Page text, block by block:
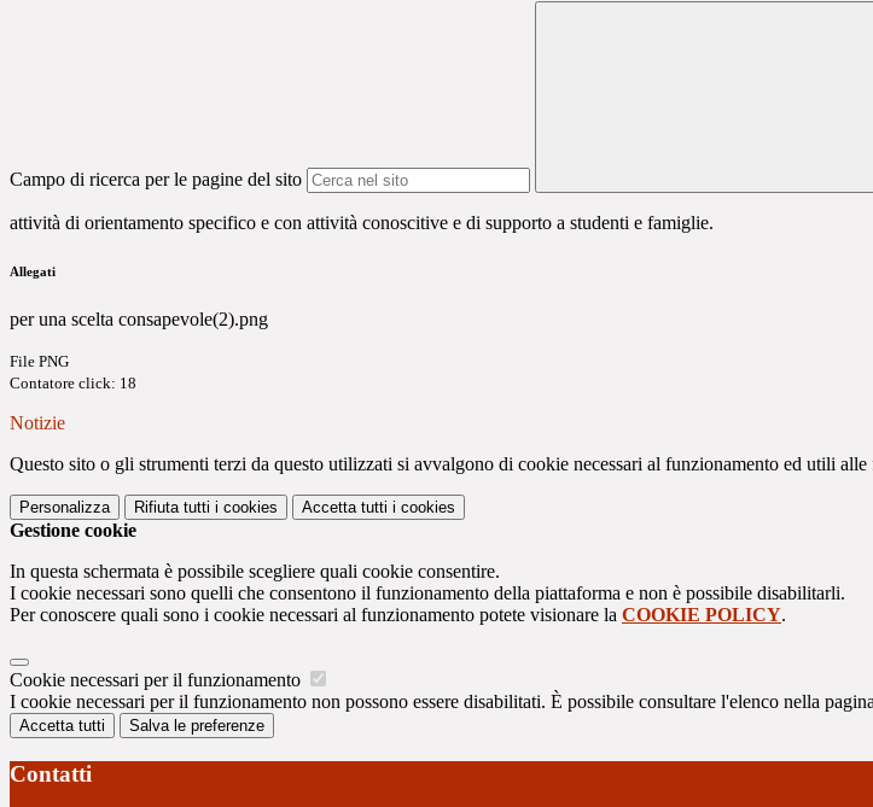
Campo di ricerca per le pagine del sito
attività di orientamento specifico e con attività conoscitive e di supporto a studenti e famiglie.
Allegati
per una scelta consapevole(2).png
File PNG
Contatore click: 18
Notizie
Questo sito o gli strumenti terzi da questo utilizzati si avvalgono di cookie necessari al funzionamento ed utili
Personalizza Rifiuta tutti i cookies Accetta tutti i cookies
Gestione cookie
In questa schermata è possibile scegliere quali cookie consentire.
I cookie necessari sono quelli che consentono il funzionamento della piattaforma e non è possibile disabilitarli.
Per conoscere quali sono i cookie necessari al funzionamento potete visionare la COOKIE POLICY.
Cookie necessari per il funzionamento
I cookie necessari per il funzionamento non possono essere disabilitati. È possibile consultare l'elenco nella
Accetta tutti Salva le preferenze
Contatti